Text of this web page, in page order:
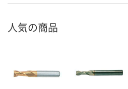
人気の商品